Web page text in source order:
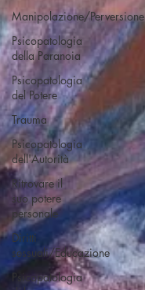
Manipolazione/Perversione
Psicopatologia
della Paranoia
Psicopatologia
del Potere
Trauma
Psicopatologia
dell'Autorità
Ritrovare il
suo potere
personale
Diritti
sessuali/Educazione
Psicopatologia